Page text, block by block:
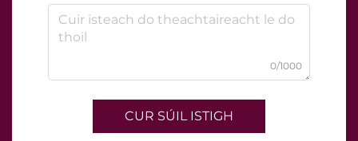
0/1000
CUR SÚIL ISTIGH